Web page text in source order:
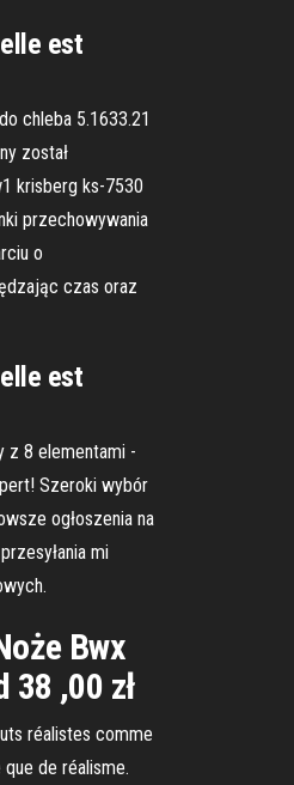
est
chleba 5.1633.21
został
krisberg ks-7530
przechowywania
o
czas oraz
est
z 8 elementami -
Szeroki wybór
ogłoszenia na
mi
Bwx
38 ,00 zł
réalistes comme
de réalisme.